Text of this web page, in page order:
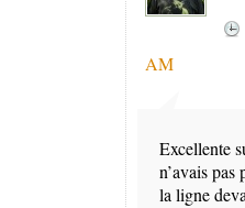
AM
Excellente
n’avais pas
la ligne